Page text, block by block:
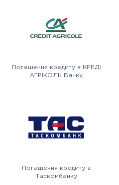
Погашення кредиту в КРЕДІ
АГРІКОЛЬ Банку
Погашення кредиту в
Таскомбанку